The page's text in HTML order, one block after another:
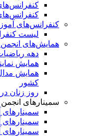
کنفرانس‎‌های پیشین
کنفرانس‌های
لیست
همایش‌های انجمن
دهه
همایش
همایش
کشور
روز زنان
سمینارهای
سمینارهای
سمینارهای
سمینارهای